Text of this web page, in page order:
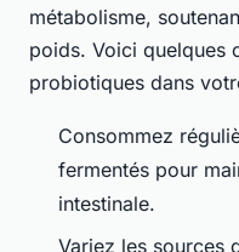
métabolisme,
poids. Voici quelques
probiotiques dans
Consommez
fermentés pour
intestinale.
Variez les sources